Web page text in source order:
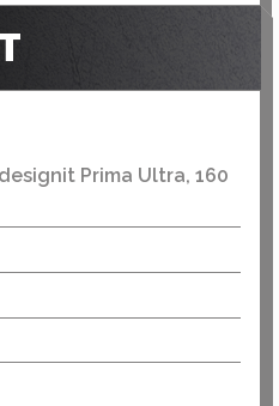
Prima Ultra, 160